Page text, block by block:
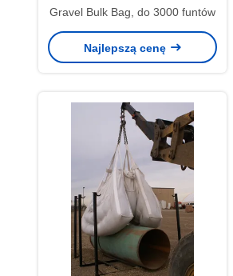
Gravel Bulk Bag, do 3000 funtów
Najlepszą cenę